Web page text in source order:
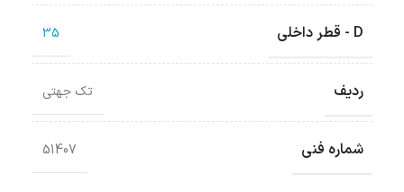
D - قطر داخلی 35
ردیف تک جهتی
شماره فنی 51407